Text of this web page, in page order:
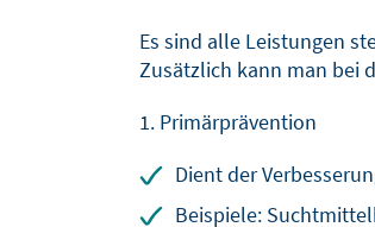
Es sind alle Leistungen
Zusätzlich kann man bei
1. Primärprävention
Dient der
Beispiele: